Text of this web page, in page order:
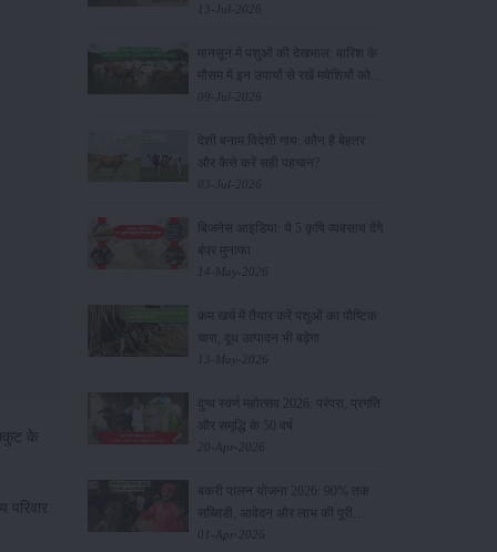
के
परिवार
पालन के फायदे
13-Jul-2026
मानसून में पशुओं की देखभाल: बारिश के
मौसम में इन उपायों से रखें मवेशियों को
09-Jul-2026
देशी बनाम विदेशी गाय: कौन है बेहतर
और कैसे करें सही पहचान?
03-Jul-2026
बिजनेस आइडिया: ये 5 कृषि व्यवसाय देंगे
बंपर मुनाफा
14-May-2026
कम खर्च में तैयार करें पशुओं का पौष्टिक
चारा, दूध उत्पादन भी बढ़ेगा
13-May-2026
दुग्ध स्वर्ण महोत्सव 2026: परंपरा, प्रगति
और समृद्धि के 50 वर्ष
20-Apr-2026
बकरी पालन योजना 2026: 90% तक
सब्सिडी, आवेदन और लाभ की पूरी
जानकारी
01-Apr-2026